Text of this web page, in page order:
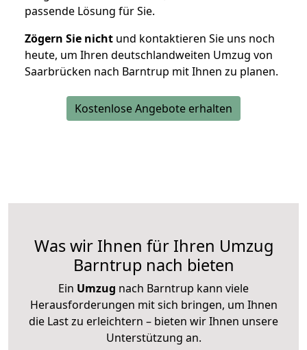
passende Lösung für Sie.
Zögern Sie nicht und kontaktieren Sie uns noch
heute, um Ihren deutschlandweiten Umzug von
Saarbrücken nach Barntrup mit Ihnen zu planen.
Kostenlose Angebote erhalten
Was wir Ihnen für Ihren Umzug
Barntrup nach bieten
Ein Umzug nach Barntrup kann viele
Herausforderungen mit sich bringen, um Ihnen
die Last zu erleichtern – bieten wir Ihnen unsere
Unterstützung an.